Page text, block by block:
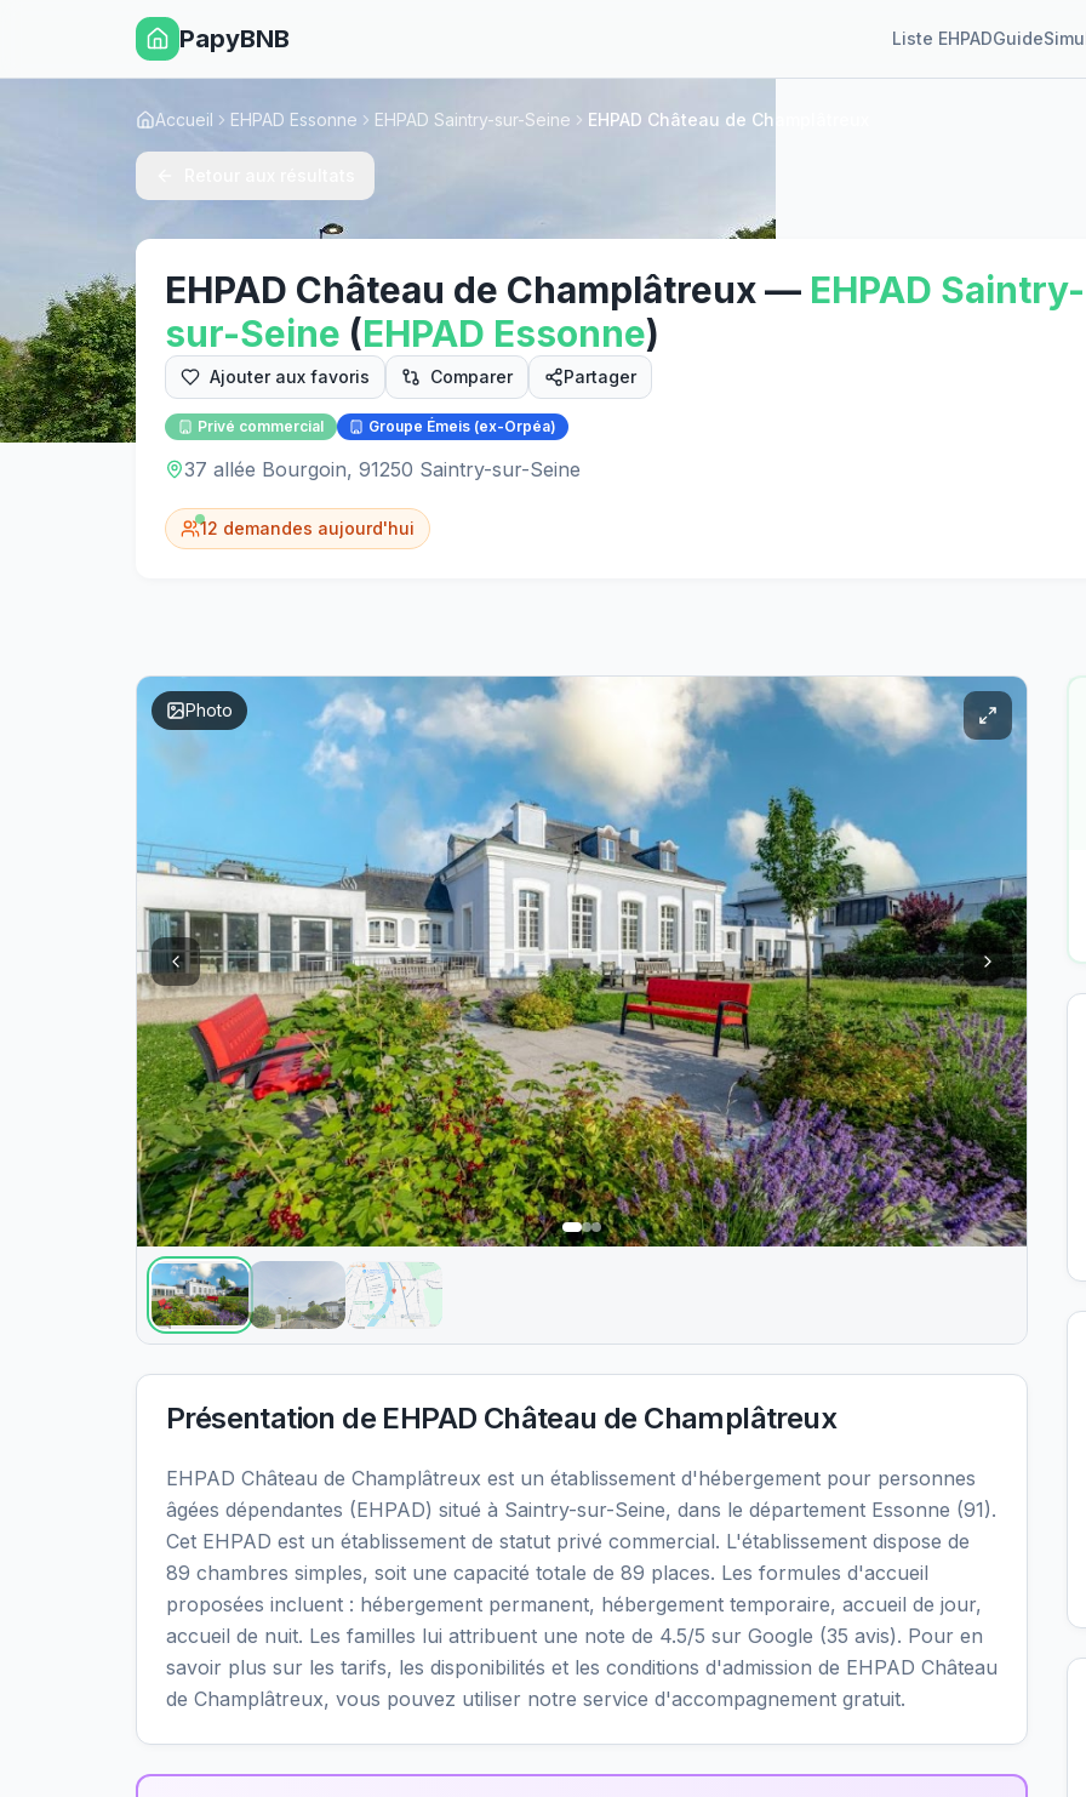
PapyBNB Liste EHPADGuide
Accueil EHPAD Essonne EHPAD Saintry-sur-Seine EHPAD Château de Champlâtreux
EHPAD Château de Champlâtreux— EHPAD Saintry-
sur-Seine (EHPAD Essonne)
Ajouter aux favoris Comparer Partager
Privé commercial Groupe Émeis (ex-Orpéa)
37 allée Bourgoin, 91250 Saintry-sur-Seine
12 demandes aujourd'hui
Photo
Présentation de EHPAD Château de Champlâtreux
EHPAD Château de Champlâtreux est un établissement d'hébergement pour personnes
âgées dépendantes (EHPAD) situé à Saintry-sur-Seine, dans le département Essonne (91).
Cet EHPAD est un établissement de statut privé commercial. L'établissement dispose de
89 chambres simples, soit une capacité totale de 89 places. Les formules d'accueil
proposées incluent : hébergement permanent, hébergement temporaire, accueil de jour,
accueil de nuit. Les familles lui attribuent une note de 4.5/5 sur Google (35 avis). Pour en
savoir plus sur les tarifs, les disponibilités et les conditions d'admission de EHPAD Château
de Champlâtreux, vous pouvez utiliser notre service d'accompagnement gratuit.